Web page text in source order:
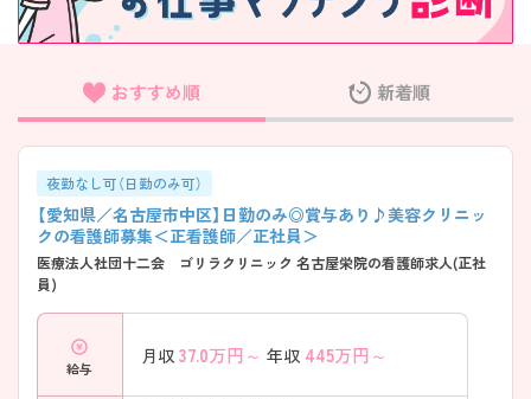
フリーワード検索
おすすめ順 新着順
夜勤なし可（日勤のみ可）
【愛知県／名古屋市中区】日勤のみ◎賞与あり♪美容クリニッ
クの看護師募集＜正看護師／正社員＞
医療法人社団十二会 ゴリラクリニック 名古屋栄院の看護師求人(正社
員)
給与
月収 37.0万円～ 年収 445万円～